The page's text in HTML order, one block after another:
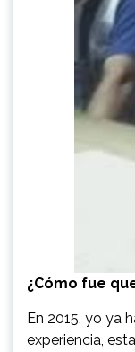
¿Cómo fue
En 2015, yo ya
experiencia,